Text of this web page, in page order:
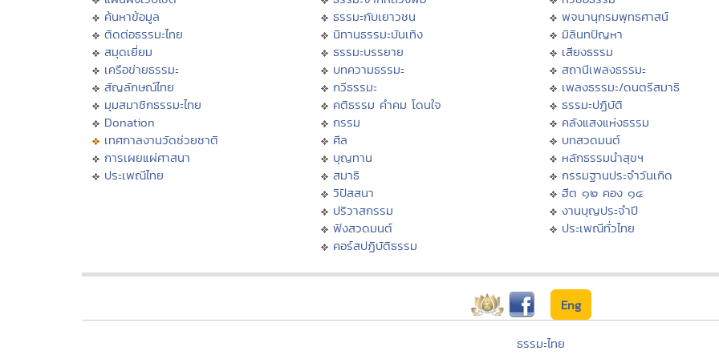
ค้นหาข้อมูล
ติดต่อธรรมะไทย
สมุดเยี่ยม
เครือข่ายธรรมะ
สัญลักษณ์ไทย
มุมสมาชิกธรรมะไทย
Donation
เทศกาลงานวัดช่วยชาติ
การเผยแผ่ศาสนา
ประเพณีไทย
ธรรมะกับเยาวชน
นิทานธรรมะบันเทิง
ธรรมะบรรยาย
บทความธรรมะ
กวีธรรมะ
คติธรรม คำคม โดนใจ
กรรม
ศีล
บุญทาน
สมาธิ
วิปัสสนา
ปริวาสกรรม
ฟังสวดมนต์
คอร์สปฏิบัติธรรม
พจนานุกรมพุทธศาสน์
มิลินทปัญหา
เสียงธรรม
สถานีเพลงธรรมะ
เพลงธรรมะ/ดนตรีสมาธิ
ธรรมะปฏิบัติ
คลังแสงแห่งธรรม
บทสวดมนต์
หลักธรรมนำสุขฯ
กรรมฐานประจำวันเกิด
ฮีต ๑๒ คอง ๑๔
งานบุญประจำปี
ประเพณีทั่วไทย
Eng
ธรรมะไทย